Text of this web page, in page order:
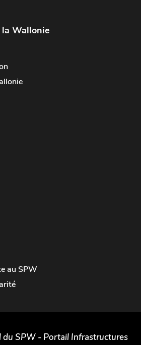
Wallonie
au SPW
du SPW - Portail Infrastructures